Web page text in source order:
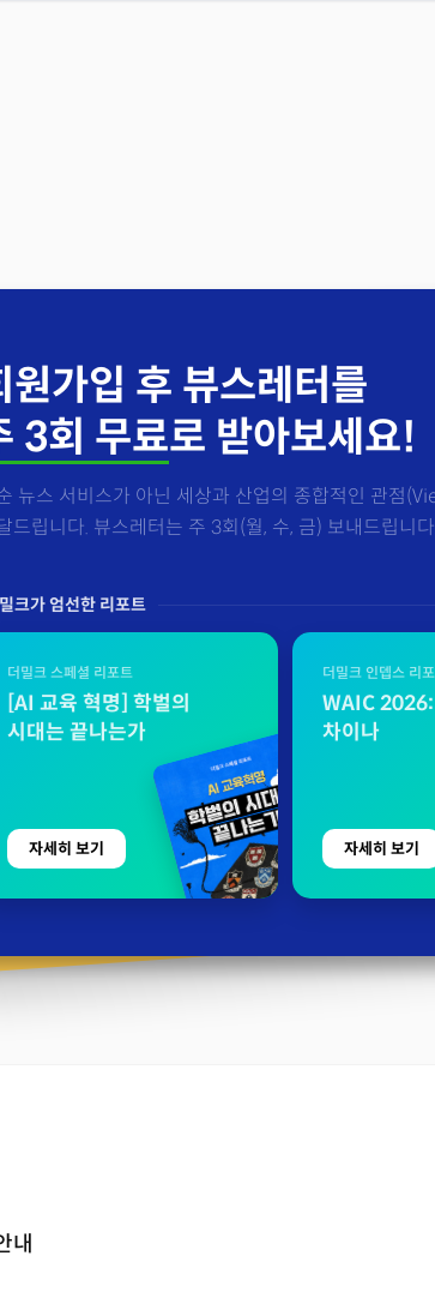
원가입 후 뷰스레터를
3회 무료로 받아보세요!
뉴스 서비스가 아닌 세상과 산업의 종합적인 관점
드립니다. 뷰스레터는 주 3회(월, 수, 금) 보내드립니
크가 엄선한 리포트
더밀크 스페셜 리포트
[AI 교육 혁명] 학벌의
시대는 끝나는가
자세히 보기
더밀크 인뎁스 리
WAIC
차이나
자세히 보기
내